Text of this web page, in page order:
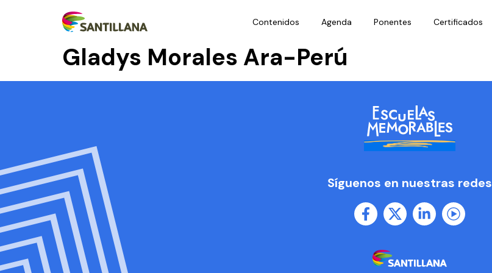
Contenidos Agenda Ponentes Certificados
Gladys Morales Ara-Perú
Síguenos en nuestras redes